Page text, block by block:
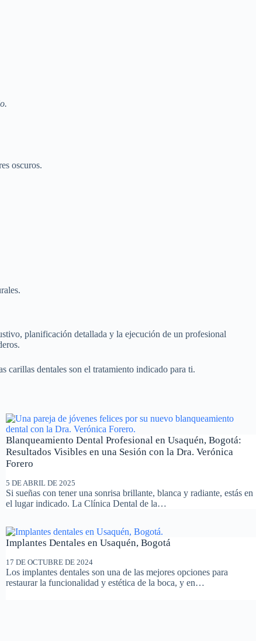
oscuros.
planificación detallada y la ejecución de un profesional
carillas dentales son el tratamiento indicado para ti.
Blanqueamiento Dental Profesional en Usaquén, Bogotá:
Resultados Visibles en una Sesión con la Dra. Verónica
Forero
5 DE ABRIL DE 2025
Si sueñas con tener una sonrisa brillante, blanca y radiante, estás en
el lugar indicado. La Clínica Dental de la…
Implantes Dentales en Usaquén, Bogotá
17 DE OCTUBRE DE 2024
Los implantes dentales son una de las mejores opciones para
restaurar la funcionalidad y estética de la boca, y en…